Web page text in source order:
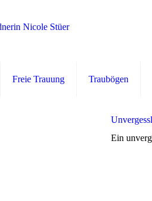
Freie Trauung Traubögen
Ein